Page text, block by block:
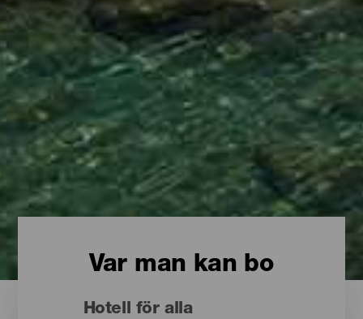
Var man kan bo
Hotell för alla